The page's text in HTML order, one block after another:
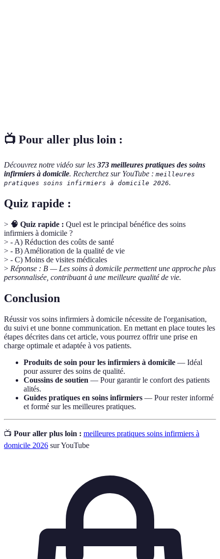
📺 Pour aller plus loin :
Découvrez notre vidéo sur les 373 meilleures pratiques des soins
infirmiers à domicile. Recherchez sur YouTube : meilleures
pratiques soins infirmiers à domicile 2026.
Quiz rapide :
> 🧠 Quiz rapide : Quel est le principal bénéfice des soins
infirmiers à domicile ?
> - A) Réduction des coûts de santé
> - B) Amélioration de la qualité de vie
> - C) Moins de visites médicales
> Réponse : B — Les soins à domicile permettent une approche plus
personnalisée, contribuant à une meilleure qualité de vie.
Conclusion
Réussir vos soins infirmiers à domicile nécessite de l'organisation,
du suivi et une bonne communication. En mettant en place toutes les
étapes décrites dans cet article, vous pourrez offrir une prise en
charge optimale et adaptée à vos patients.
Produits de soin pour les infirmiers à domicile — Idéal
pour assurer des soins de qualité.
Coussins de soutien — Pour garantir le confort des patients
alités.
Guides pratiques en soins infirmiers — Pour rester informé
et formé sur les meilleures pratiques.
📺 Pour aller plus loin : meilleures pratiques soins infirmiers à
domicile 2026 sur YouTube